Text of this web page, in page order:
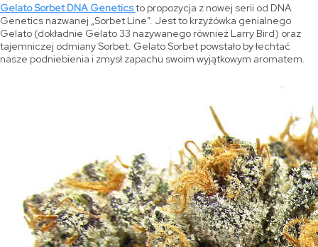
Gelato Sorbet DNA Geneticsto propozycja z nowej serii od DNA
Genetics nazwanej „Sorbet Line”. Jest to krzyżówka genialnego
Gelato (dokładnie Gelato 33 nazywanego również Larry Bird) oraz
tajemniczej odmiany Sorbet. Gelato Sorbet powstało by łechtać
nasze podniebienia i zmysł zapachu swoim wyjątkowym aromatem.